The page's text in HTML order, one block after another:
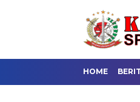
HOME